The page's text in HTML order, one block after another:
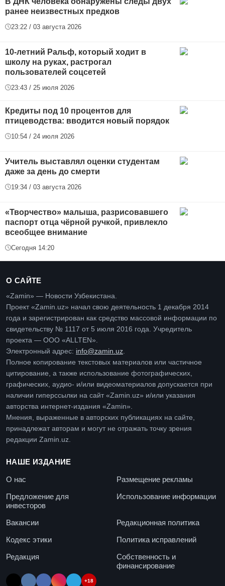
ранее неизвестных предков
23:22 / 03 августа 2026
10-летний Ральф, который ходит в
школу на руках, растрогал
пользователей соцсетей
23:43 / 25 июля 2026
Кредиты под 10 процентов для
птицеводства: вводится новый порядок
10:54 / 24 июля 2026
Учитель выставлял оценки студентам
даже за день до смерти
19:34 / 03 августа 2026
«Творчество» малыша, разрисовавшего
паспорт отца чёрной ручкой, привлекло
всеобщее внимание
Сегодня 14:20
О САЙТЕ
«Zamin» — Новости Узбекистана.
Проект «Zamin.uz» начал свою деятельность 1 декабря 2014
года и зарегистрирован как средство массовой информации по
свидетельству № 1117 от 5 июля 2016 года. Учредитель
проекта — ООО «ALLTEN».
Электронный адрес: info@zamin.uz
Полное копирование текстовых материалов или частичное
цитирование, а также использование фотографических,
графических, аудио- и/или видеоматериалов допускается при
наличии гиперссылки на сайт «Zamin.uz» и/или указания
авторства интернет-издания «Zamin».
Мнения, выраженные в авторских публикациях на сайте,
принадлежат авторам и могут не отражать точку зрения
редакции Zamin.uz.
НАШЕ ИЗДАНИЕ
О нас
Размещение рекламы
Предложение для
инвесторов
Использование информации
Вакансии
Редакционная политика
Кодекс этики
Политика исправлений
Редакция
Собственность и
финансирование
+18